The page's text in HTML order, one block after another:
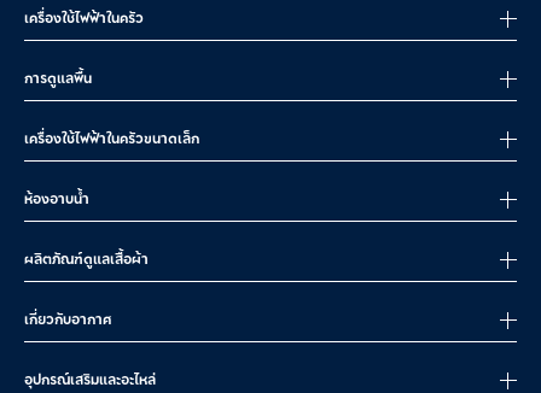
เครื่องใช้ไฟฟ้าในครัว
การดูแลพื้น
เครื่องใช้ไฟฟ้าในครัวขนาดเล็ก
ห้องอาบน้ำ
ผลิตภัณฑ์ดูแลเสื้อผ้า
เกี่ยวกับอากาศ
อุปกรณ์เสริมและอะไหล่